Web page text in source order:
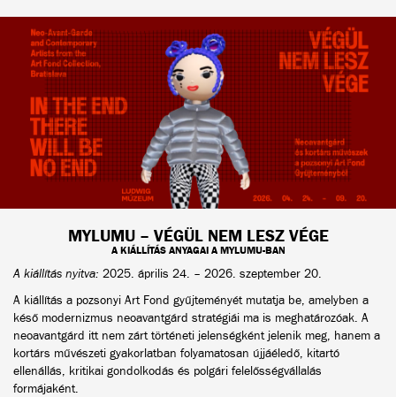
MYLUMU – VÉGÜL NEM LESZ VÉGE
A KIÁLLÍTÁS ANYAGAI A MYLUMU-BAN
A kiállítás nyitva: 2025. április 24. – 2026. szeptember 20.
A kiállítás a pozsonyi Art Fond gyűjteményét mutatja be, amelyben a
késő modernizmus neoavantgárd stratégiái ma is meghatározóak. A
neoavantgárd itt nem zárt történeti jelenségként jelenik meg, hanem a
kortárs művészeti gyakorlatban folyamatosan újjáéledő, kitartó
ellenállás, kritikai gondolkodás és polgári felelősségvállalás
formájaként.